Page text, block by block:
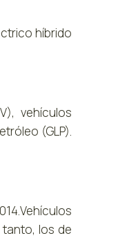
híbrido
vehículos
(GLP).
tanto, los de